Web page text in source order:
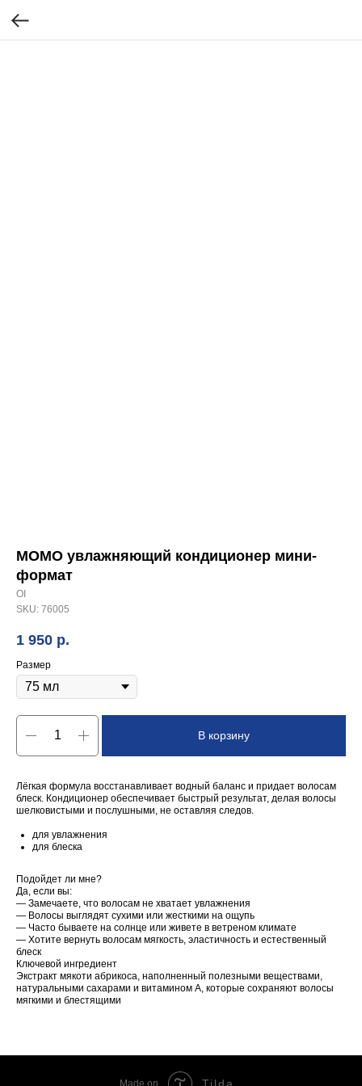
MOMO увлажняющий кондиционер мини-
формат
OI
SKU: 76005
1 950 р.
Размер
В корзину
Лёгкая формула восстанавливает водный баланс и придает волосам
блеск. Кондиционер обеспечивает быстрый результат, делая волосы
шелковистыми и послушными, не оставляя следов.
для увлажнения
для блеска
Подойдет ли мне?
Да, если вы:
— Замечаете, что волосам не хватает увлажнения
— Волосы выглядят сухими или жесткими на ощупь
— Часто бываете на солнце или живете в ветреном климате
— Хотите вернуть волосам мягкость, эластичность и естественный
блеск
Ключевой ингредиент
Экстракт мякоти абрикоса, наполненный полезными веществами,
натуральными сахарами и витамином А, которые сохраняют волосы
мягкими и блестящими
Made on